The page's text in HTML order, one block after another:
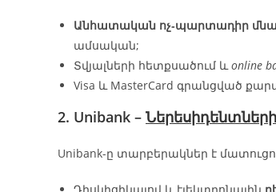
Անհատական ոչ‑պարտադիր
ամսական;
Տվյալների հետքսածում ևonline
Visa և MasterCard գրանցված
2. Unibank –
Unibank-ը տարբերակներ է